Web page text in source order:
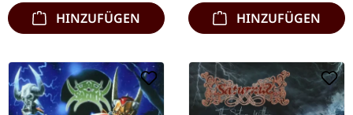
HINZUFÜGEN HINZUFÜGEN